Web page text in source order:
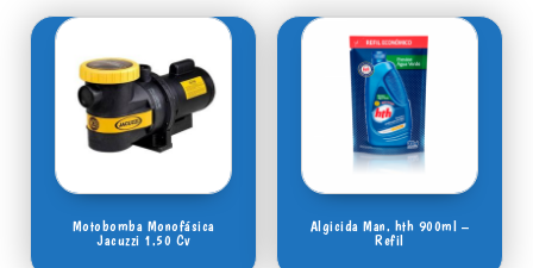
Motobomba Monofásica
Jacuzzi 1.50 Cv
Algicida Man. hth 900ml –
Refil